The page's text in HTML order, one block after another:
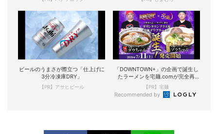
ビールのうまさが際立つ「仕上げに
3分冷凍庫DRY」
【PR】アサヒビール
「DOWNTOWN+」の企画で誕生し
たラーメンを宅麺.comが完全再
現！
【PR】宅麺
Recommended by